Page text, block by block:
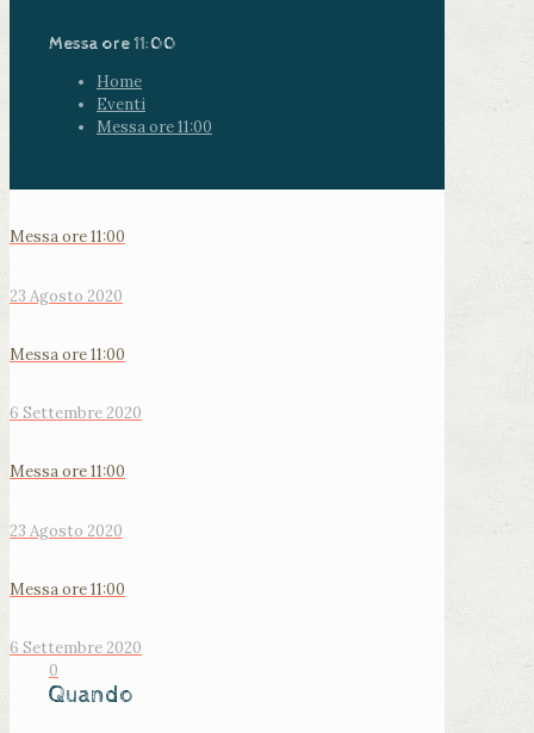
Messa ore 11:00
Home
Eventi
Messa ore 11:00
Messa ore 11:00
23 Agosto 2020
Messa ore 11:00
6 Settembre 2020
Messa ore 11:00
23 Agosto 2020
Messa ore 11:00
6 Settembre 2020
0
Quando